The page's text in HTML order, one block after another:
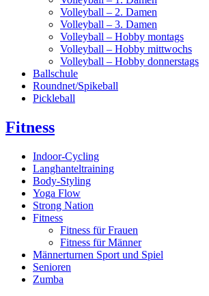
Volleyball – 2. Damen
Volleyball – 3. Damen
Volleyball – Hobby montags
Volleyball – Hobby mittwochs
Volleyball – Hobby donnerstags
Ballschule
Roundnet/Spikeball
Pickleball
Fitness
Indoor-Cycling
Langhanteltraining
Body-Styling
Yoga Flow
Strong Nation
Fitness
Fitness für Frauen
Fitness für Männer
Männerturnen Sport und Spiel
Senioren
Zumba